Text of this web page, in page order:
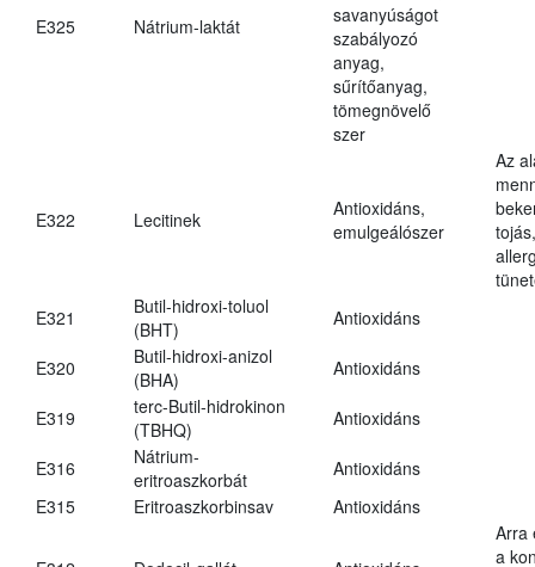
E325 Nátrium-laktát
savanyúságot
szabályozó
anyag,
sűrítőanyag,
tömegnövelő
szer
E322 Lecitinek
Antioxidáns,
emulgeálószer
Az
E321
Butil-hidroxi-toluol
(BHT)
Antioxidáns
E320
Butil-hidroxi-anizol
(BHA)
Antioxidáns
E319
terc-Butil-hidrokinon
(TBHQ)
Antioxidáns
E316
Nátrium-
eritroaszkorbát
Antioxidáns
E315
Eritroaszkorbinsav Antioxidáns
Arra
a